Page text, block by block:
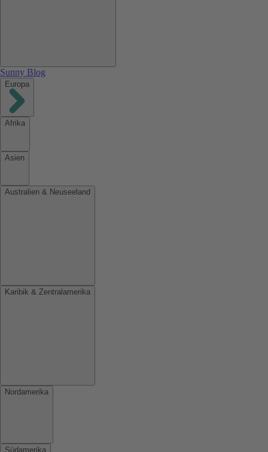
Sunny Blog
Europa
Afrika
Asien
Australien & Neuseeland
Karibik & Zentralamerika
Nordamerika
Südamerika